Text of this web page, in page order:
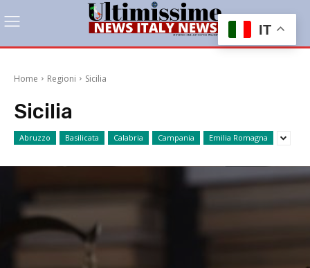
Home Regioni Sicilia
Sicilia
Abruzzo Basilicata Calabria Campania Emilia Romagna
IT